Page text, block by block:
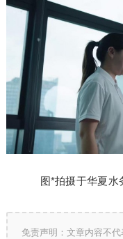
图*拍摄于华夏水
免责声明：文章内容不代